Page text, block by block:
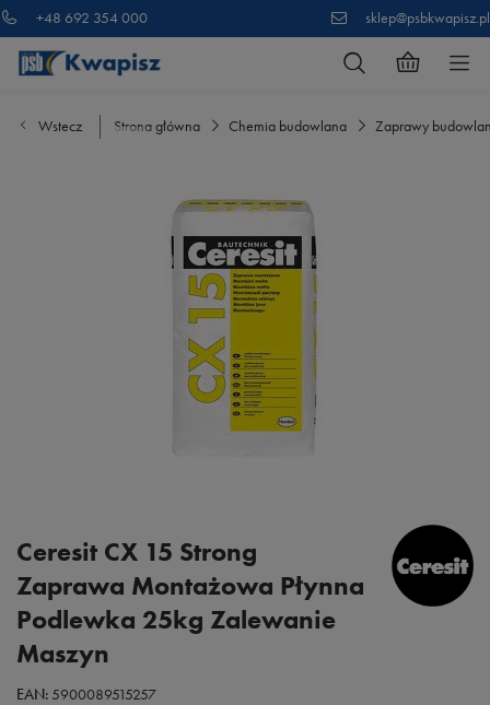
+48 692 354 000 sklep@psbkwapisz.pl
Wstecz Strona główna Chemia budowlana Zaprawy
Ceresit CX 15 Strong
Zaprawa Montażowa Płynna
Podlewka 25kg Zalewanie
Maszyn
EAN:5900089515257